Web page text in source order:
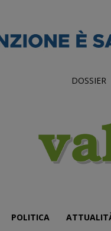
DOSSIER
POLITICA